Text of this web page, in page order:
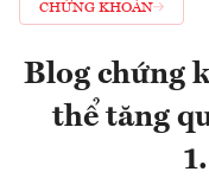
CHỨNG KHOÁN
Blog chứng
thể tăng